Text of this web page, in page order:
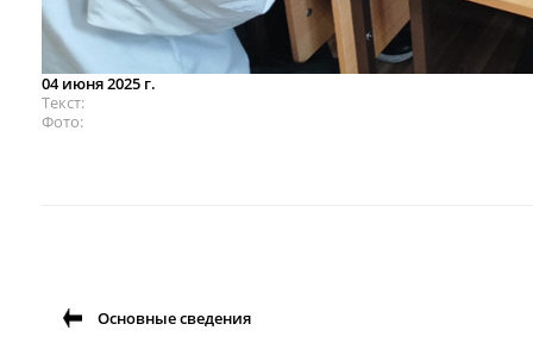
04 июня 2025 г.
Текст
Фото
Основные сведения